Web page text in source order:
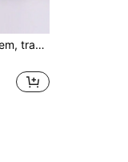
1 peça Travesseiro de viagem, travesseiro de pescoço, travesseiro de avião, viagem, carro, casa, escritório, viagem, pescoço, voo, travesseiro de pescoço, botão de pressão com capa macia, travesseiro de pescoço em formato de U, almofada de travesseiro portátil para estudantes e adultos, apoia o pescoço e protege as vértebras cervicais durante os estudos ou viagens de carro, escritório ou outra bolsa de viagem para a escola, acessórios escolares, material escolar